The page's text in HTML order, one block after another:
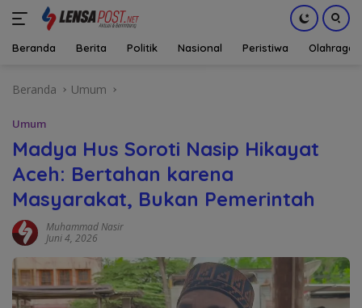
Beranda Berita Politik Nasional Peristiwa Olahraga
Beranda Umum
Umum
Madya Hus Soroti Nasip Hikayat
Aceh: Bertahan karena
Masyarakat, Bukan Pemerintah
Muhammad Nasir
Juni 4, 2026